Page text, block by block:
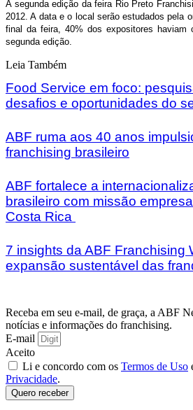
A segunda edição da feira Rio Preto
2012. A data e o local serão estudados pela
final da feira, 40% dos expositores haviam
segunda edição.
Leia Também
Food Service em foco:
desafios e oportunidades do
ABF ruma aos 40 anos
franchising brasileiro
ABF fortalece a
brasileiro com missão
Costa Rica
7 insights da ABF Franchising
expansão sustentável das
Receba em seu e-mail, de graça, a ABF
notícias e informações do franchising.
E-mail
Aceito
Li e concordo com os Termos de Uso
Privacidade.
Quero receber